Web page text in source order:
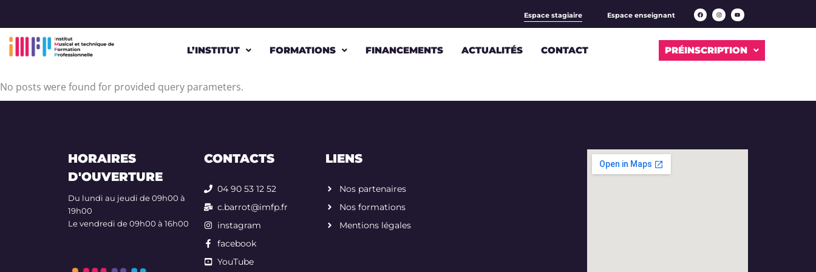
Espace stagiaire Espace enseignant
L’INSTITUT FORMATIONS FINANCEMENTS ACTUALITÉS CONTACT PRÉINSCRIPTION
No posts were found for provided query parameters.
HORAIRES
D'OUVERTURE
Du lundi au jeudi de 09h00 à
19h00
Le vendredi de 09h00 à 16h00
CONTACTS
04 90 53 12 52
c.barrot@imfp.fr
instagram
facebook
YouTube
LIENS
Nos partenaires
Nos formations
Mentions légales